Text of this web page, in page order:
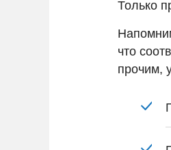
Только
что
прочим,